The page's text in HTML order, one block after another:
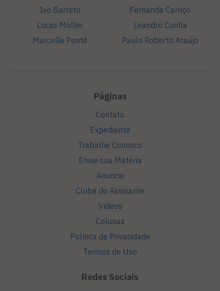
Ivo Barreto
Lucas Müller
Marcelle Ponté
Fernanda Carriço
Leandro Cunha
Paulo Roberto Araújo
Páginas
Contato
Expediente
Trabalhe Conosco
Envie sua Matéria
Anuncie
Clube do Assinante
Vídeos
Colunas
Política de Privacidade
Termos de Uso
Redes Sociais